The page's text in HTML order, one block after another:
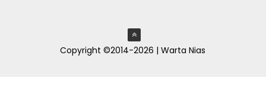
Copyright ©2014-2026 | Warta Nias